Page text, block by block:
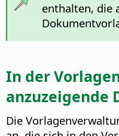
enthalten, die
In der
anzuzeigende
Die